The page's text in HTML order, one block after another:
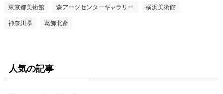
東京都美術館 森アーツセンターギャラリー 横浜美術館
神奈川県 葛飾北斎
人気の記事